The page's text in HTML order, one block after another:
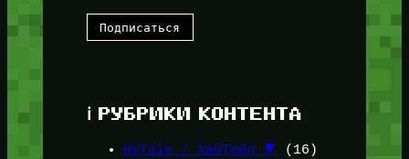
ℹ️ РУБРИКИ КОНТЕНТА
HyTale / ХайТейл 🌳
(16)